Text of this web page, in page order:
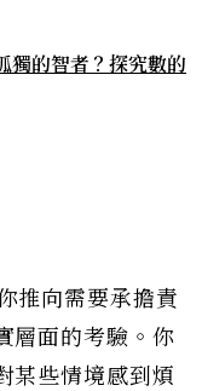
獨的智者？探究數的
推向需要承擔責
層面的考驗。你
某些情境感到煩